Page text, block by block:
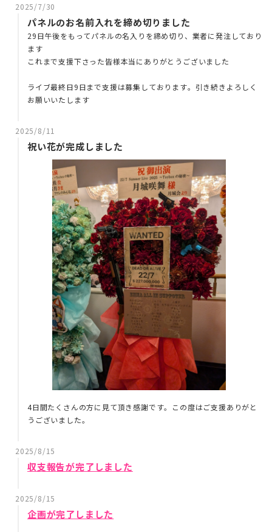
2025/7/30
パネルのお名前入れを締め切りました
29日午後をもってパネルの名入りを締め切り、業者に発注しており
ます
これまで支援下さった皆様本当にありがとうございました
ライブ最終日9日まで支援は募集しております。引き続きよろしく
お願いいたします
2025/8/11
祝い花が完成しました
4日間たくさんの方に見て頂き感謝です。この度はご支援ありがと
うございました。
2025/8/15
収支報告が完了しました
2025/8/15
企画が完了しました